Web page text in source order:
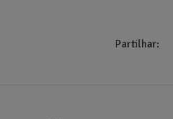
Partilhar: